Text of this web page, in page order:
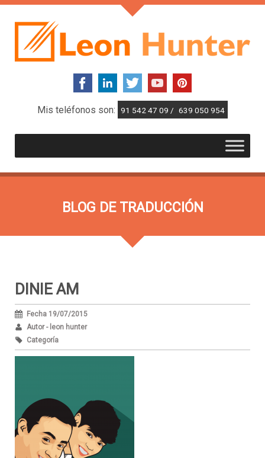
Mis teléfonos son: 91 542 47 09 / 639 050 954
BLOG DE TRADUCCIÓN
DINIE AM
Fecha 19/07/2015
Autor - leon hunter
Categoría